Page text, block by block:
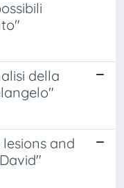
della
and